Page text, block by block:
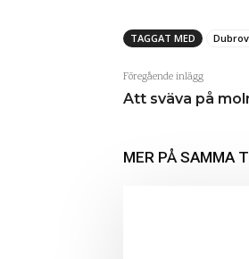
TAGGAT MED
Föregående inlägg
Att sväva på
MER PÅ SAMMA